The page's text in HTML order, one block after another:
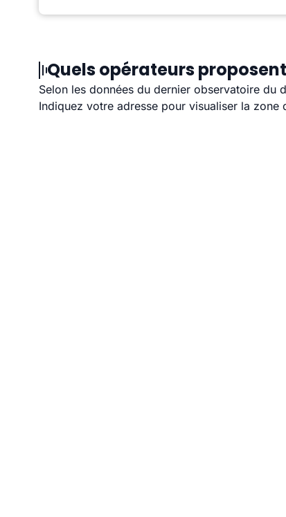
Quels opérateurs
Selon les données du dernier observatoire du
Indiquez votre adresse pour visualiser la